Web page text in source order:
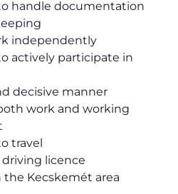
handle documentation
independently
actively participate in
decisive manner
work and working
travel
driving licence
the Kecskemét area